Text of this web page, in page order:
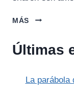
MÁS
KAGUYA
Últimas
La parábola